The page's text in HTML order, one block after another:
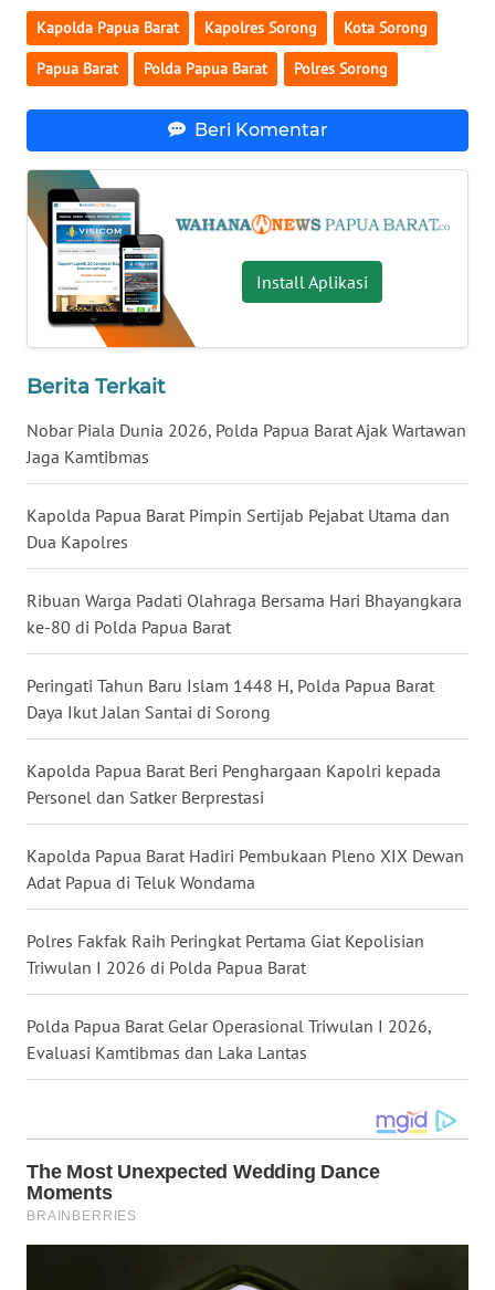
Kapolda Papua Barat Kapolres Sorong Kota Sorong
Papua Barat Polda Papua Barat Polres Sorong
Beri Komentar
Install Aplikasi
Berita Terkait
Nobar Piala Dunia 2026, Polda Papua Barat Ajak Wartawan
Jaga Kamtibmas
Kapolda Papua Barat Pimpin Sertijab Pejabat Utama dan
Dua Kapolres
Ribuan Warga Padati Olahraga Bersama Hari Bhayangkara
ke-80 di Polda Papua Barat
Peringati Tahun Baru Islam 1448 H, Polda Papua Barat
Daya Ikut Jalan Santai di Sorong
Kapolda Papua Barat Beri Penghargaan Kapolri kepada
Personel dan Satker Berprestasi
Kapolda Papua Barat Hadiri Pembukaan Pleno XIX Dewan
Adat Papua di Teluk Wondama
Polres Fakfak Raih Peringkat Pertama Giat Kepolisian
Triwulan I 2026 di Polda Papua Barat
Polda Papua Barat Gelar Operasional Triwulan I 2026,
Evaluasi Kamtibmas dan Laka Lantas
WN
NUSANTARA
JOGJA
WN
JATIM
WN
BALI
WN
KALBAR
WN
WN
WN
WN
KALTIM
WN
SULSEL
WN
GORONTALO
WN
SULUT
WN
MALUKU
WN
DAIRI